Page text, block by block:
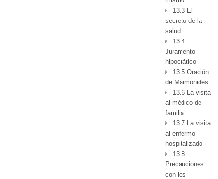
13.3 El
secreto de la
salud
13.4
Juramento
hipocrático
13.5 Oración
de Maimónides
13.6 La visita
al médico de
familia
13.7 La visita
al enfermo
hospitalizado
13.8
Precauciones
con los